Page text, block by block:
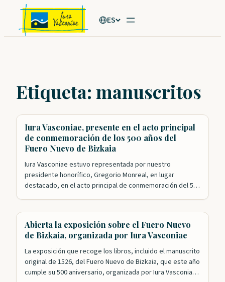
Saltar
contenido
ES
Etiqueta: manuscritos
Iura Vasconiae, presente en el acto principal
de conmemoración de los 500 años del
Fuero Nuevo de Bizkaia
Iura Vasconiae estuvo representada por nuestro
presidente honorífico, Gregorio Monreal, en lugar
destacado, en el acto principal de conmemoración del 500
primero de ellos con el exitoso…
Abierta la exposición sobre el Fuero Nuevo
de Bizkaia, organizada por Iura Vasconiae
La exposición que recoge los libros, incluido el manuscrito
original de 1526, del Fuero Nuevo de Bizkaia, que este año
cumple su 500 aniversario, organizada por Iura Vasconiae,